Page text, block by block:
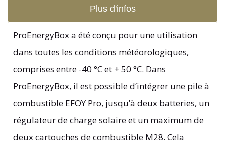
Plus d'infos
ProEnergyBox a été conçu pour une utilisation
dans toutes les conditions météorologiques,
comprises entre -40 °C et + 50 °C. Dans
ProEnergyBox, il est possible d’intégrer une pile à
combustible EFOY Pro, jusqu’à deux batteries, un
régulateur de charge solaire et un maximum de
deux cartouches de combustible M28. Cela